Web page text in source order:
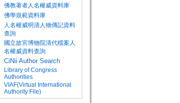
佛教著者人名權威資料庫
佛學規範資料庫
人名權威明清人物傳記資料
查詢
國立故宮博物院清代檔案人
名權威資料查詢
CiNii Author Search
Library of Congress
Authorities
VIAF(Virtual International
Authority File)